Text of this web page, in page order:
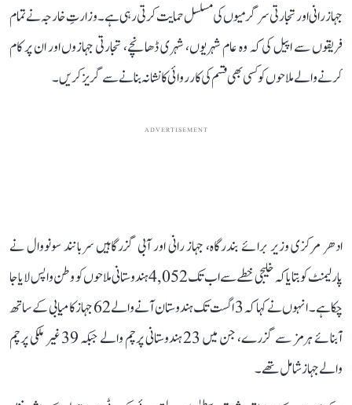
جہاز رانی اور تجارتی سرگرمیوں کی مسلسل حمایت کرتی رہی ہے۔ وزارتِ خارجہ نے تمام
فریقوں سے اپیل کی کہ وہ عام شہریوں، شہری ڈھانچے، تجارتی جہازوں اور ان پر کام
کرنے والے ملاحوں کو کسی بھی قسم کی کارروائی کا نشانہ بنانے سے گریز کریں۔
ADVERTISEMENT
ادھر مرکزی وزیر برائے بندرگاہ، جہاز رانی اور آبی گزرگاہیں سربانند سونووال نے
پارلیمنٹ کو بتایا کہ خلیجی خطے سے اب تک 4,052 ہندوستانی ملاحوں کو وطن واپس لایا جا
چکا ہے۔ انہوں نے کہا کہ 3 اگست تک ہندوستان آنے والے 62 جہاز کامیابی کے ساتھ
آبنائے ہرمز سے گزرے، جن میں 23 ہندوستانی پرچم والے جبکہ 39 غیر ملکی پرچم
والے جہاز شامل تھے۔